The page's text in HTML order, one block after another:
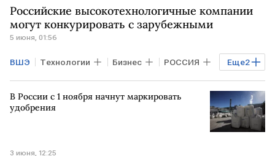
Российские высокотехнологичные компании
могут конкурировать с зарубежными
5 июня, 01:56
Еще2
ВШЭ Технологии Бизнес РОССИЯ
РВК НИУ ВШЭ
В России с 1 ноября начнут маркировать
удобрения
3 июня, 12:25